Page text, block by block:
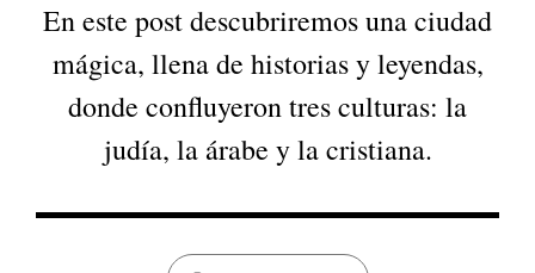
En este post descubriremos una ciudad
mágica, llena de historias y leyendas,
donde confluyeron tres culturas: la
judía, la árabe y la cristiana.
CATEGORÍAS